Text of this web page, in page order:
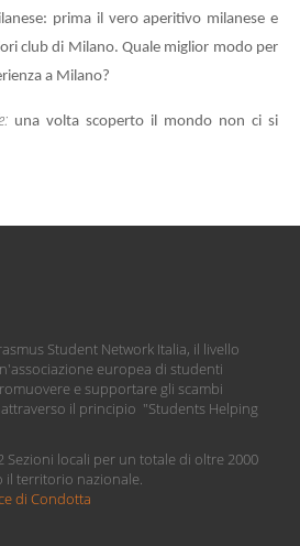
prima il vero aperitivo milanese e
club di Milano. Quale miglior modo per
a Milano?
una volta scoperto il mondo non ci si
Student Network Italia, il livello
europea di studenti
e supportare gli scambi
il principio "Students Helping
Sezioni locali per un totale di oltre 2000
territorio nazionale.
di Condotta